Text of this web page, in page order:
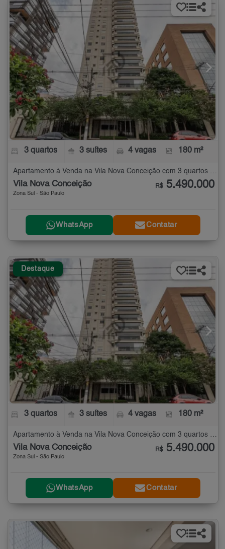
3 quartos 3 suítes 4 vagas 180 m²
Apartamento à Venda na Vila Nova Conceição com 3 quartos - 180 m²
Vila Nova Conceição
Zona Sul - São Paulo
R$ 5.490.000
WhatsApp Contatar
Destaque
3 quartos 3 suítes 4 vagas 180 m²
Vila Nova Conceição
Zona Sul - São Paulo
R$ 5.490.000
WhatsApp Contatar